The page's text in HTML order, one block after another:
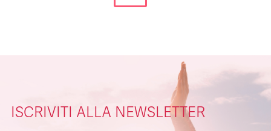
ISCRIVITI ALLA NEWSLETTER